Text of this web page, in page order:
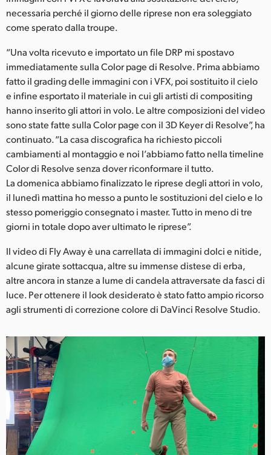
necessaria perché il giorno delle riprese non era soleggiato
come sperato dalla troupe.
“Una volta ricevuto e importato un file DRP mi spostavo
immediatamente sulla Color page di Resolve. Prima abbiamo
fatto il grading delle immagini con i VFX, poi sostituito il cielo
e infine esportato il materiale in cui gli artisti di compositing
hanno inserito gli attori in volo. Le altre composizioni del video
sono state fatte sulla Color page con il 3D Keyer di Resolve”, ha
continuato. “La casa discografica ha richiesto piccoli
cambiamenti al montaggio e noi l’abbiamo fatto nella timeline
Color di Resolve senza dover riconformare il tutto.
La domenica abbiamo finalizzato le riprese degli attori in volo,
il lunedì mattina ho messo a punto le sostituzioni del cielo e lo
stesso pomeriggio consegnato i master. Tutto in meno di tre
giorni in totale dopo aver ultimato le riprese”.
Il video di Fly Away è una carrellata di immagini dolci e nitide,
alcune girate sottacqua, altre su immense distese di erba,
altre ancora in stanze a lume di candela attraversate da fasci di
luce. Per ottenere il look desiderato è stato fatto ampio ricorso
agli strumenti di correzione colore di DaVinci Resolve Studio.